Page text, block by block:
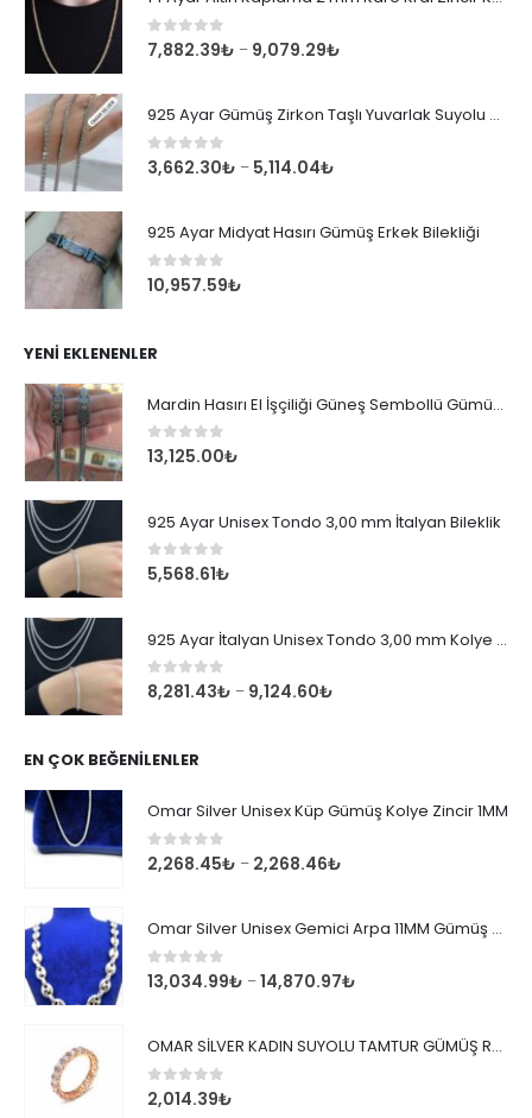
0 out of 5
7,882.39₺ – 9,079.29₺
925 Ayar Gümüş Zirkon Taşlı Yuvarlak Suyolu Bileklik
0 out of 5
3,662.30₺ – 5,114.04₺
925 Ayar Midyat Hasırı Gümüş Erkek Bilekliği
0out of 5
10,957.59₺
YENI EKLENENLER
Mardin Hasırı El İşçiliği Güneş Sembollü Gümüş Erkek Bileklik
0out of 5
13,125.00₺
925 Ayar Unisex Tondo 3,00 mm İtalyan Bileklik
0 out of 5
5,568.61₺
925 Ayar İtalyan Unisex Tondo 3,00 mm Kolye Zincir
0 out of 5
8,281.43₺ – 9,124.60₺
EN ÇOK BEĞENILENLER
Omar Silver Unisex Küp Gümüş Kolye Zincir 1MM
0 out of 5
2,268.45₺ – 2,268.46₺
Omar Silver Unisex Gemici Arpa 11MM Gümüş Kolye Zincir
0out of 5
13,034.99₺ –14,870.97₺
OMAR SİLVER KADIN SUYOLU TAMTUR GÜMÜŞ ROSE YÜZÜK SU YOLU TAMTUR YÜZÜK Omr8149
0 out of 5
2,014.39₺